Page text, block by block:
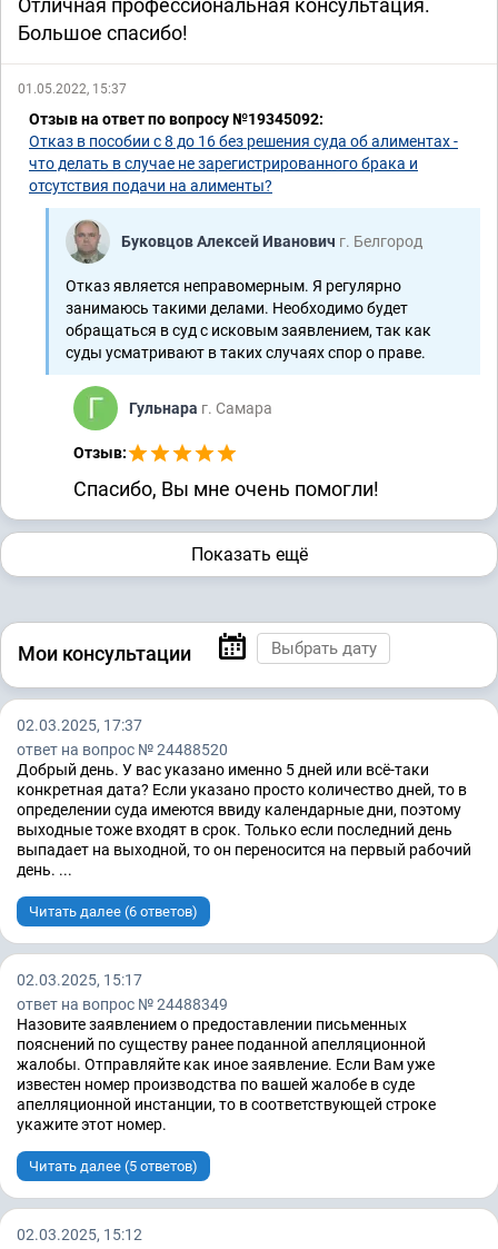
Отличная профессиональная консультация.
Большое спасибо!
01.05.2022, 15:37
Отзыв на ответ по вопросу №19345092:
Отказ в пособии с 8 до 16 без решения суда об алиментах -
что делать в случае не зарегистрированного брака и
отсутствия подачи на алименты?
Буковцов Алексей Иванович г. Белгород
Отказ является неправомерным. Я регулярно
занимаюсь такими делами. Необходимо будет
обращаться в суд с исковым заявлением, так как
суды усматривают в таких случаях спор о праве.
Гульнара г. Самара
Отзыв:
Спасибо, Вы мне очень помогли!
Показать ещё
Мои консультации
02.03.2025, 17:37
ответ на вопрос № 24488520
Добрый день. У вас указано именно 5 дней или всё-таки
конкретная дата? Если указано просто количество дней, то в
определении суда имеются ввиду календарные дни, поэтому
выходные тоже входят в срок. Только если последний день
выпадает на выходной, то он переносится на первый рабочий
день. ...
Читать далее (6 ответов)
02.03.2025, 15:17
ответ на вопрос № 24488349
Назовите заявлением о предоставлении письменных
пояснений по существу ранее поданной апелляционной
жалобы. Отправляйте как иное заявление. Если Вам уже
известен номер производства по вашей жалобе в суде
апелляционной инстанции, то в соответствующей строке
укажите этот номер.
Читать далее (5 ответов)
02.03.2025, 15:12